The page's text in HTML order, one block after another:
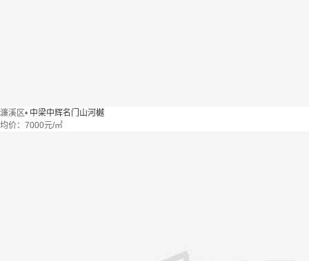
濂溪区• 中梁中辉名门山河樾
均价： 7000元/㎡